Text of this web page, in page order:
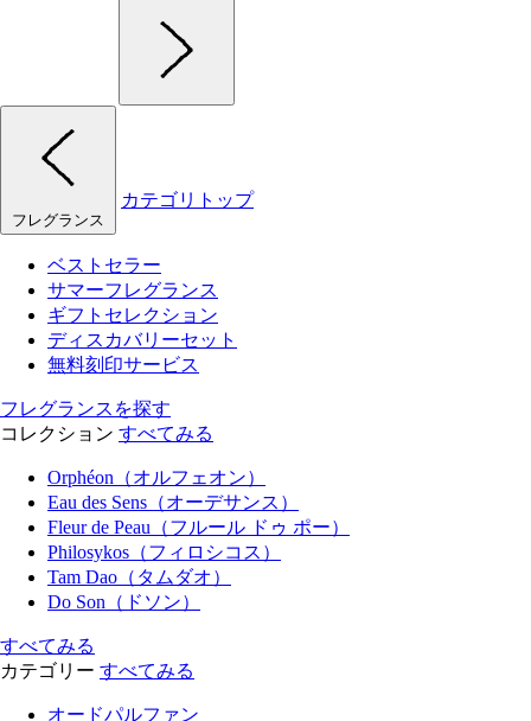
フレグランス
カテゴリトップ
ベストセラー
サマーフレグランス
ギフトセレクション
ディスカバリーセット
無料刻印サービス
フレグランスを探す
コレクション すべてみる
Orphéon（オルフェオン）
Eau des Sens（オーデサンス）
Fleur de Peau（フルール ドゥ ポー）
Philosykos（フィロシコス）
Tam Dao（タムダオ）
Do Son（ドソン）
すべてみる
カテゴリー すべてみる
オードパルファン